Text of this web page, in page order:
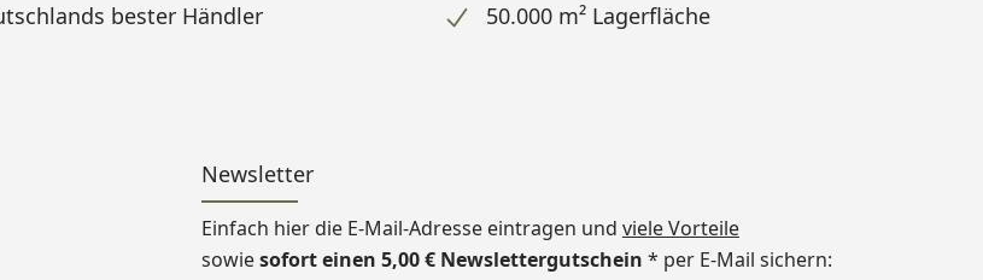
bester Händler 50.000 m² Lagerfläche
Newsletter
Einfach hier die E-Mail-Adresse eintragen und viele Vorteile
sowiesofort einen 5,00 € Newslettergutschein * per E-Mail sichern: